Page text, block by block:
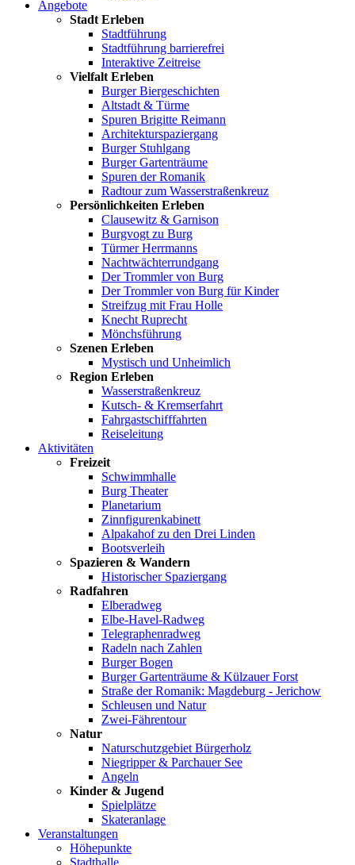
Angebote
Stadt Erleben
Stadtführung
Stadtführung barrierefrei
Interaktive Zeitreise
Vielfalt Erleben
Burger Biergeschichten
Altstadt & Türme
Spuren Brigitte Reimann
Architekturspaziergang
Burger Stuhlgang
Burger Gartenträume
Spuren der Romanik
Radtour zum Wasserstraßenkreuz
Persönlichkeiten Erleben
Clausewitz & Garnison
Burgvogt zu Burg
Türmer Herrmanns
Nachtwächterrundgang
Der Trommler von Burg
Der Trommler von Burg für Kinder
Streifzug mit Frau Holle
Knecht Ruprecht
Mönchsführung
Szenen Erleben
Mystisch und Unheimlich
Region Erleben
Wasserstraßenkreuz
Kutsch- & Kremserfahrt
Fahrgastschifffahrten
Reiseleitung
Aktivitäten
Freizeit
Schwimmhalle
Burg Theater
Planetarium
Zinnfigurenkabinett
Alpakahof zu den Drei Linden
Bootsverleih
Spazieren & Wandern
Historischer Spaziergang
Radfahren
Elberadweg
Elbe-Havel-Radweg
Telegraphenradweg
Radeln nach Zahlen
Burger Bogen
Burger Gartenträume & Külzauer Forst
Straße der Romanik: Magdeburg - Jerichow
Schleusen und Natur
Zwei-Fährentour
Natur
Naturschutzgebiet Bürgerholz
Niegripper & Parchauer See
Angeln
Kinder & Jugend
Spielplätze
Skateranlage
Veranstaltungen
Höhepunkte
Stadthalle